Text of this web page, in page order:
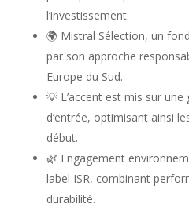
l’investissement.
🌍 Mistral Sélection, un
par son approche
Europe du Sud.
💡 L’accent est mis sur
d’entrée, optimisant ainsi
début.
🌿 Engagement
label ISR, combinant
durabilité.